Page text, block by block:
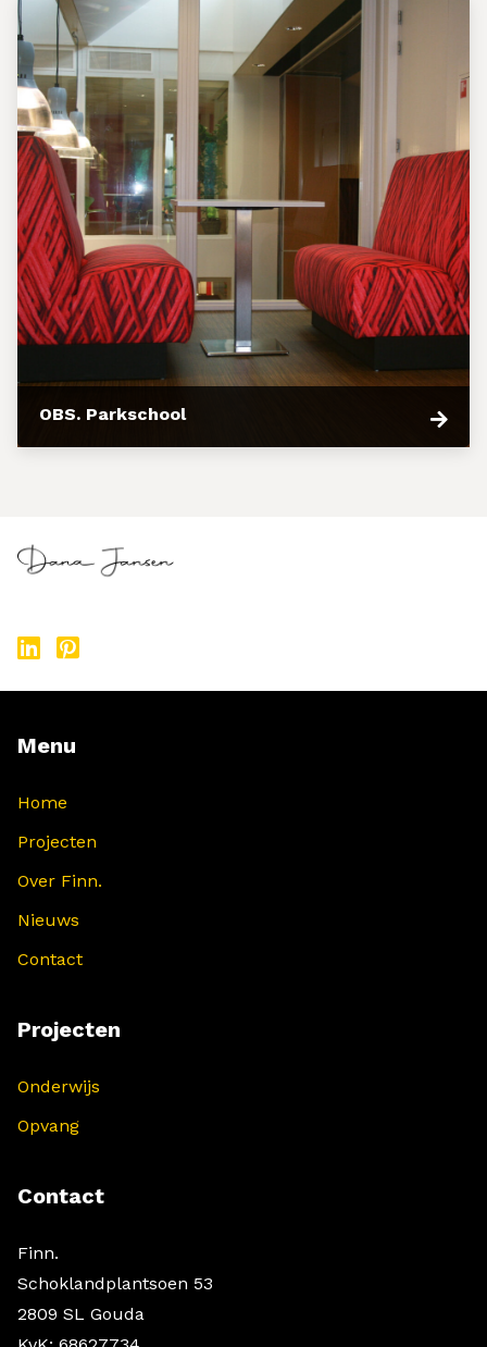
OBS. Parkschool
Menu
Home
Projecten
Over Finn.
Nieuws
Contact
Projecten
Onderwijs
Opvang
Contact
Finn.
Schoklandplantsoen 53
2809 SL Gouda